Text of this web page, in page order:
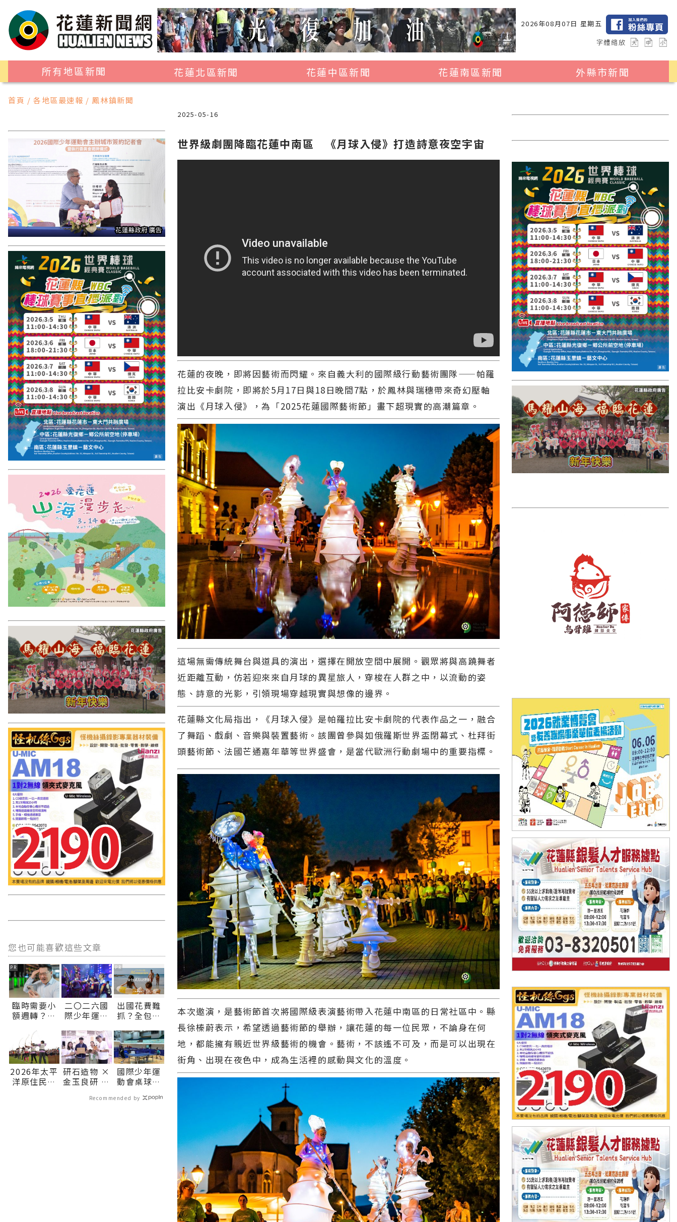
2026年08月07日 星期五
字體縮放
所有地區新聞
花蓮北區新聞
吉安鄉
秀林鄉
花蓮中區新聞
光復鄉
花蓮南區新聞
富里鄉
外縣市新聞
2024暑期夏令營專區
台中市
彰化縣
高雄市
國外報導
台東縣
關山鎮
苗栗縣
其他地區
新竹市
和平鄉
台南市
澎湖縣
香港
台東市
雲林縣
長濱鄉
彰化縣
首頁 / 各地區最速報 / 鳳林鎮新聞
您也可能喜歡這些文章
臨時需要小
額週轉？上
找人幫！資
金快速到位
PR
二〇二六國
際少年運動
跨國友誼薪
火相傳約定
明年希臘見
∣花蓮新聞
網官方網站
各類新聞－
最快速的今
出國花費難
抓？全包式
一價搞定食
宿玩樂，省
錢更省心！
PR
2026年太平
洋原住民傳
研石造物 ×
金玉良研 ×
書館 解構
國際少年運
動會桌球預
爆：中華台
Recommended by
2025-05-16
世界級劇團降臨花蓮中南區 《月球入侵》打造詩意夜空宇宙
花蓮的夜晚，即將因藝術而閃耀。來自義大利的國際級行動藝術團隊——帕羅
拉比安卡劇院，即將於5月17日與18日晚間7點，於鳳林與瑞穗帶來奇幻壓軸
演出《月球入侵》，為「2025花蓮國際藝術節」畫下超現實的高潮篇章。
這場無需傳統舞台與道具的演出，選擇在開放空間中展開。觀眾將與高蹺舞者
近距離互動，仿若迎來來自月球的異星旅人，穿梭在人群之中，以流動的姿
態、詩意的光影，引領現場穿越現實與想像的邊界。
花蓮縣文化局指出，《月球入侵》是帕羅拉比安卡劇院的代表作品之一，融合
了舞蹈、戲劇、音樂與裝置藝術。該團曾參與如俄羅斯世界盃閉幕式、杜拜街
頭藝術節、法國芒通嘉年華等世界盛會，是當代歐洲行動劇場中的重要指標。
本次邀演，是藝術節首次將國際級表演藝術帶入花蓮中南區的日常社區中。縣
長徐榛蔚表示，希望透過藝術節的舉辦，讓花蓮的每一位民眾，不論身在何
地，都能擁有親近世界級藝術的機會。藝術，不該遙不可及，而是可以出現在
街角、出現在夜色中，成為生活裡的感動與文化的溫度。